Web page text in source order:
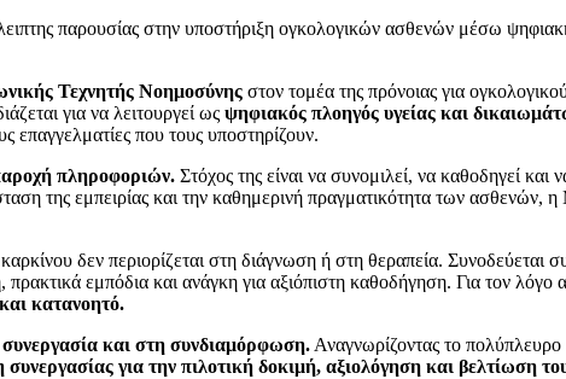
παρουσίας στην υποστήριξη ογκολογικών ασθενών μέσω
Τεχνητής Νοημοσύνης στον τομέα της πρόνοιας για
για να λειτουργεί ως ψηφιακός πλοηγός υγείας και
επαγγελματίες που τους υποστηρίζουν.
πληροφοριών. Στόχος της είναι να συνομιλεί, να καθοδηγεί
της εμπειρίας και την καθημερινή πραγματικότητα των ασθενών,
δεν περιορίζεται στη διάγνωση ή στη θεραπεία. Συνοδεύεται
εμπόδια και ανάγκη για αξιόπιστη καθοδήγηση. Για τον λόγο
κατανοητό.
και στη συνδιαμόρφωση. Αναγνωρίζοντας το
για την πιλοτική δοκιμή, αξιολόγηση και βελτίωση